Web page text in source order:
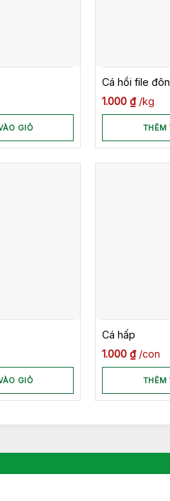
GIỎ
Cá hồi file
1.000 ₫ kg
THÊM
GIỎ
Cá hấp
1.000 ₫ con
THÊM